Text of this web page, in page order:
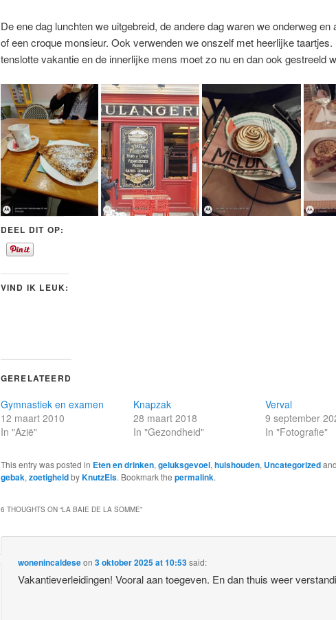
De ene dag lunchten we uitgebreid, de andere dag waren we onderweg en
of een croque monsieur. Ook verwenden we onszelf met heerlijke taartjes.
tenslotte vakantie en de innerlijke mens moet zo nu en dan ook gestreeld
DEEL DIT OP:
VIND IK LEUK:
GERELATEERD
Gymnastiek en examen
12 maart 2010
In "Azië"
Knapzak
28 maart 2018
In "Gezondheid"
Verval
9 september
In "Fotografie"
This entry was posted in Eten en drinken, geluksgevoel, huishouden, Uncategorized
gebak, zoetigheidbyKnutzEls. Bookmark the permalink.
6 THOUGHTS ON “LA BAIE DE LA SOMME”
wonenincaldeseon3 oktober 2025 at 10:53said:
Vakantieverleidingen! Vooral aan toegeven. En dan thuis weer